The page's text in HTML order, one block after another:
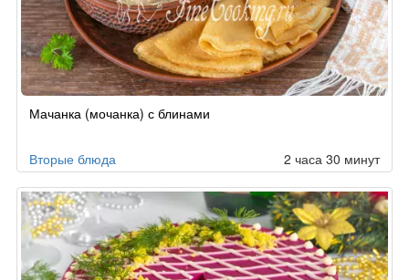
поМачанка (мочанка) с блинами
Вторые блюда 2 часа 30 минут